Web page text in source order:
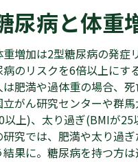
尿病と体重
重増加は2型糖尿病の発症
病のリスクを6倍以上にす
は肥満や過体重の場合、
立がん研究センターや群
以上)、太り過ぎ(BMIが
研究では、肥満や太り過
結果に。糖尿病を持つ方